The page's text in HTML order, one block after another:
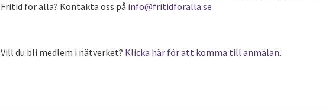
Fritid för alla? Kontakta oss på info@fritidforalla.se
Vill du bli medlem i nätverket? Klicka här för att komma till anmälan.